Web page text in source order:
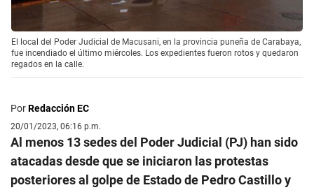
El local del Poder Judicial de Macusani, en la provincia puneña de Carabaya,
fue incendiado el último miércoles. Los expedientes fueron rotos y quedaron
regados en la calle.
PorRedacción EC
20/01/2023, 06:16 p.m.
Al menos 13 sedes del Poder Judicial (PJ) han sido
atacadas desde que se iniciaron las protestas
posteriores al golpe de Estado de Pedro Castillo y